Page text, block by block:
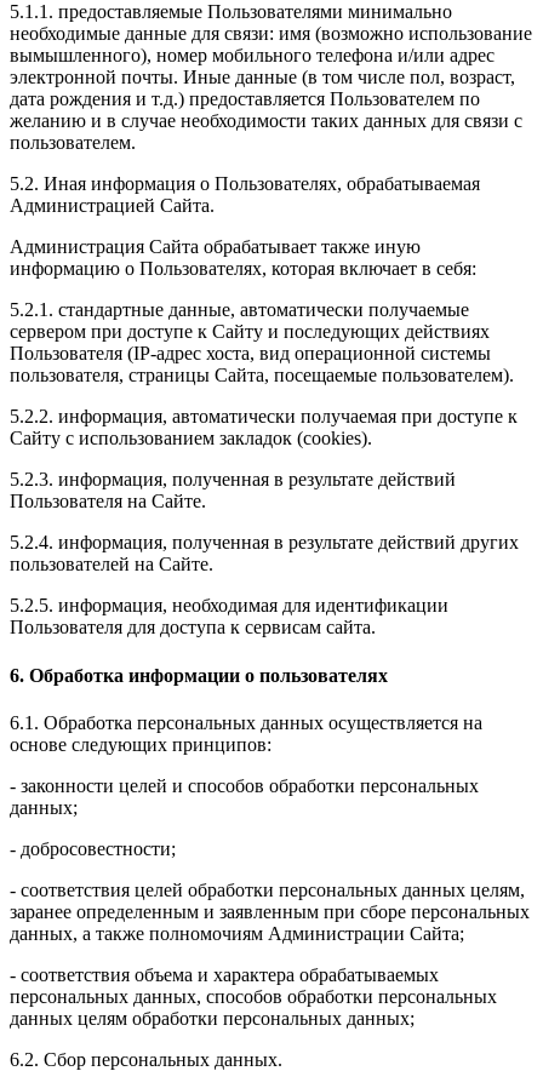
5.1.1. предоставляемые Пользователями минимально
необходимые данные для связи: имя (возможно использование
вымышленного), номер мобильного телефона и/или адрес
электронной почты. Иные данные (в том числе пол, возраст,
дата рождения и т.д.) предоставляется Пользователем по
желанию и в случае необходимости таких данных для связи с
пользователем.
5.2. Иная информация о Пользователях, обрабатываемая
Администрацией Сайта.
Администрация Сайта обрабатывает также иную
информацию о Пользователях, которая включает в себя:
5.2.1. стандартные данные, автоматически получаемые
сервером при доступе к Сайту и последующих действиях
Пользователя (IP-адрес хоста, вид операционной системы
пользователя, страницы Сайта, посещаемые пользователем).
5.2.2. информация, автоматически получаемая при доступе к
Сайту с использованием закладок (cookies).
5.2.3. информация, полученная в результате действий
Пользователя на Сайте.
5.2.4. информация, полученная в результате действий других
пользователей на Сайте.
5.2.5. информация, необходимая для идентификации
Пользователя для доступа к сервисам сайта.
6. Обработка информации о пользователях
6.1. Обработка персональных данных осуществляется на
основе следующих принципов:
- законности целей и способов обработки персональных
данных;
- добросовестности;
- соответствия целей обработки персональных данных целям,
заранее определенным и заявленным при сборе персональных
данных, а также полномочиям Администрации Сайта;
- соответствия объема и характера обрабатываемых
персональных данных, способов обработки персональных
данных целям обработки персональных данных;
6.2. Сбор персональных данных.